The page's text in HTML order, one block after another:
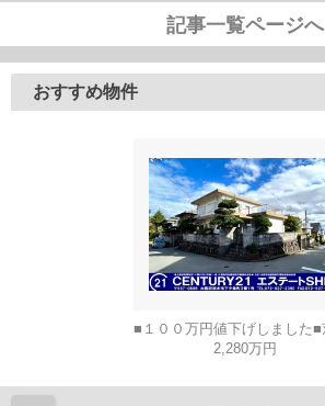
記事一覧ページへ
おすすめ物件
2,280万円